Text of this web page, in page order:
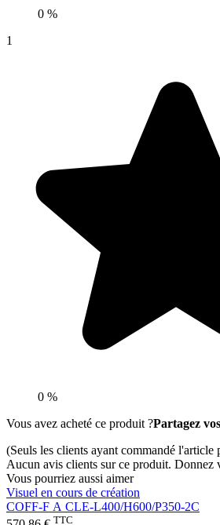
0 %
1
0 %
Vous avez acheté ce produit ?Partagez
(Seuls les clients ayant commandé l'article
Aucun avis clients sur ce produit. Donnez
Vous pourriez aussi aimer
Visuel en cours de création
COFF-F A CLE-L400/H600/P350-2C
TTC